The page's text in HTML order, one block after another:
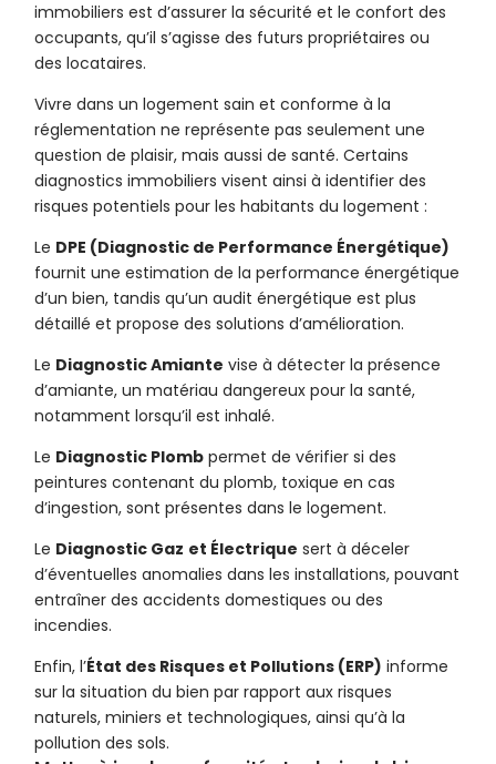
immobiliers est d’assurer la sécurité et le confort des
occupants, qu’il s’agisse des futurs propriétaires ou
des locataires.
Vivre dans un logement sain et conforme à la
réglementation ne représente pas seulement une
question de plaisir, mais aussi de santé. Certains
diagnostics immobiliers visent ainsi à identifier des
risques potentiels pour les habitants du logement :
Le DPE (Diagnostic de Performance Énergétique)
fournit une estimation de la performance énergétique
d’un bien, tandis qu’un audit énergétique est plus
détaillé et propose des solutions d’amélioration.
Le Diagnostic Amiante vise à détecter la présence
d’amiante, un matériau dangereux pour la santé,
notamment lorsqu’il est inhalé.
Le Diagnostic Plomb permet de vérifier si des
peintures contenant du plomb, toxique en cas
d’ingestion, sont présentes dans le logement.
Le Diagnostic Gaz et Électrique sert à déceler
d’éventuelles anomalies dans les installations, pouvant
entraîner des accidents domestiques ou des
incendies.
Enfin, l’État des Risques et Pollutions (ERP) informe
sur la situation du bien par rapport aux risques
naturels, miniers et technologiques, ainsi qu’à la
pollution des sols.